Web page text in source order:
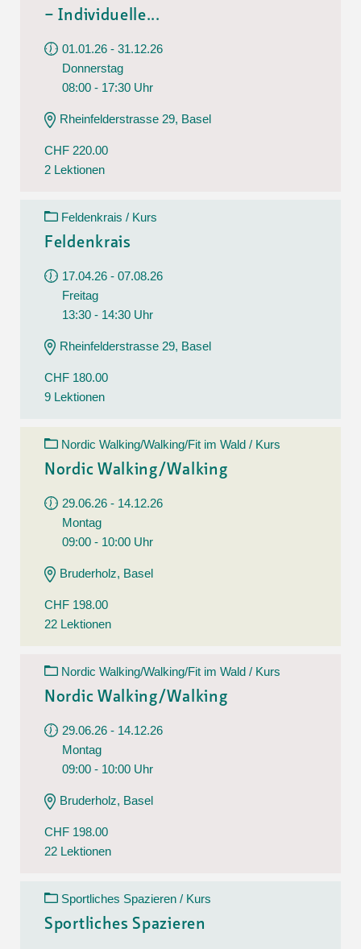
– Individuelle...
01.01.26 - 31.12.26
Donnerstag
08:00 - 17:30 Uhr
Rheinfelderstrasse 29, Basel
CHF 220.00
2 Lektionen
Feldenkrais / Kurs
Feldenkrais
17.04.26 - 07.08.26
Freitag
13:30 - 14:30 Uhr
Rheinfelderstrasse 29, Basel
CHF 180.00
9 Lektionen
Nordic Walking/Walking/Fit im Wald / Kurs
Nordic Walking/Walking
29.06.26 - 14.12.26
Montag
09:00 - 10:00 Uhr
Bruderholz, Basel
CHF 198.00
22 Lektionen
Nordic Walking/Walking/Fit im Wald / Kurs
Nordic Walking/Walking
29.06.26 - 14.12.26
Montag
09:00 - 10:00 Uhr
Bruderholz, Basel
CHF 198.00
22 Lektionen
Sportliches Spazieren / Kurs
Sportliches Spazieren